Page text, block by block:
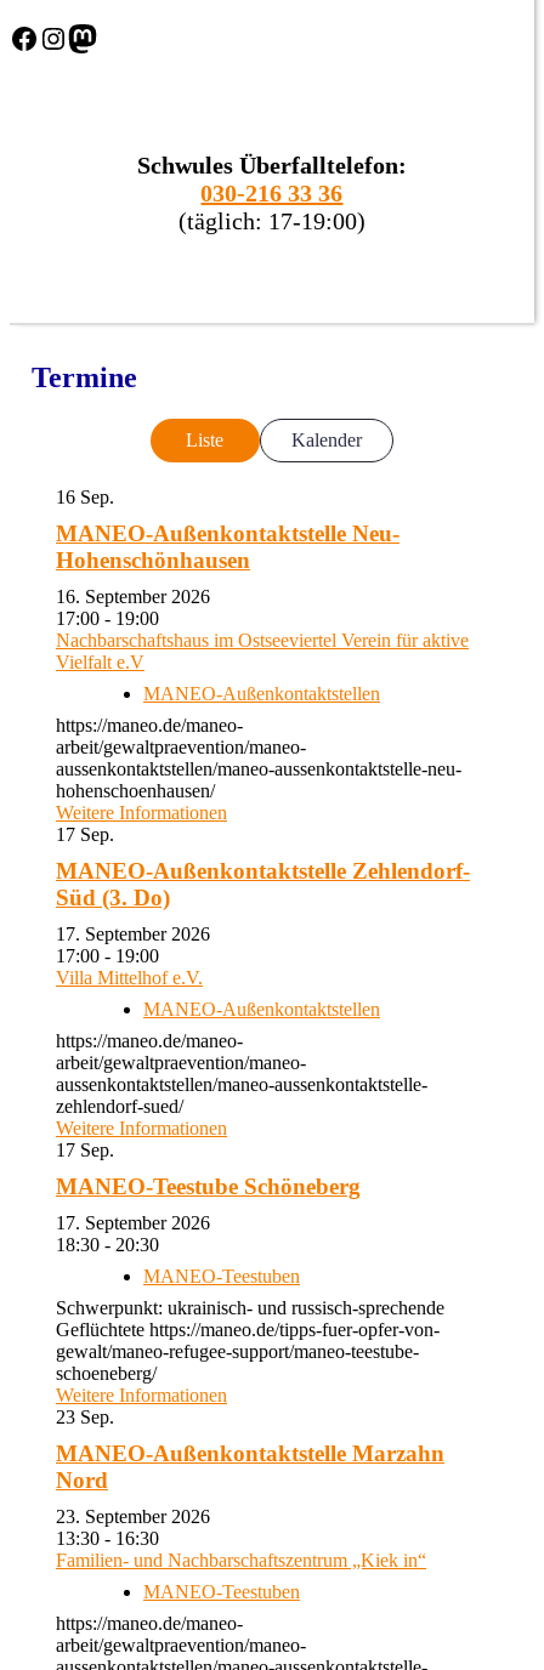
Facebook Instagram Mastodon
Schwules Überfalltelefon:
030-216 33 36
(täglich: 17-19:00)
Termine
Liste Kalender
16 Sep.
MANEO-Außenkontaktstelle Neu-
Hohenschönhausen
16. September 2026
17:00 - 19:00
Nachbarschaftshaus im Ostseeviertel Verein für aktive
Vielfalt e.V
MANEO-Außenkontaktstellen
https://maneo.de/maneo-
arbeit/gewaltpraevention/maneo-
aussenkontaktstellen/maneo-aussenkontaktstelle-neu-
hohenschoenhausen/
Weitere Informationen
17 Sep.
MANEO-Außenkontaktstelle Zehlendorf-
Süd (3. Do)
17. September 2026
17:00 - 19:00
Villa Mittelhof e.V.
MANEO-Außenkontaktstellen
https://maneo.de/maneo-
arbeit/gewaltpraevention/maneo-
aussenkontaktstellen/maneo-aussenkontaktstelle-
zehlendorf-sued/
Weitere Informationen
17 Sep.
MANEO-Teestube Schöneberg
17. September 2026
18:30 - 20:30
MANEO-Teestuben
Schwerpunkt: ukrainisch- und russisch-sprechende
Geflüchtete https://maneo.de/tipps-fuer-opfer-von-
gewalt/maneo-refugee-support/maneo-teestube-
schoeneberg/
Weitere Informationen
23 Sep.
MANEO-Außenkontaktstelle Marzahn
Nord
23. September 2026
13:30 - 16:30
Familien- und Nachbarschaftszentrum „Kiek in“
MANEO-Teestuben
https://maneo.de/maneo-
arbeit/gewaltpraevention/maneo-